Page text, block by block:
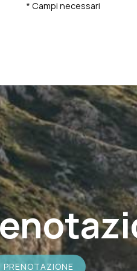
* Campi necessari
PRENOTAZIONE